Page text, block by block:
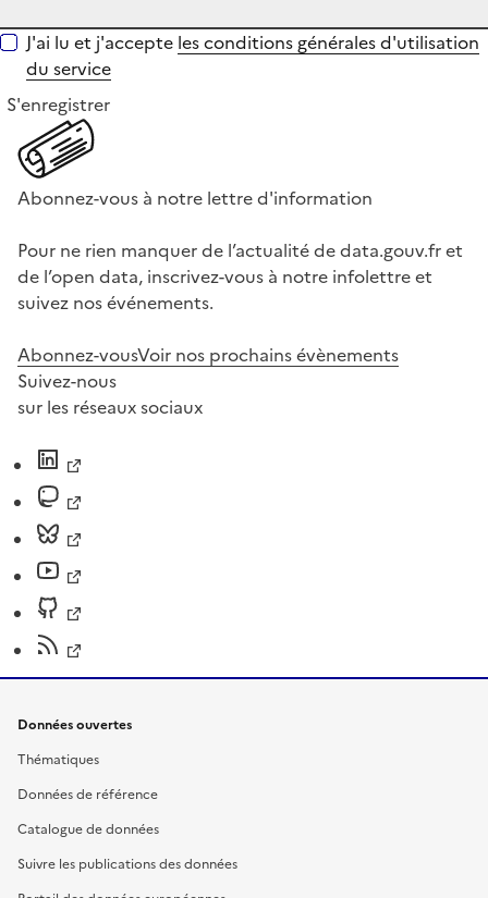
J'ai lu et j'accepte les conditions générales d'utilisation
du service
S'enregistrer
Abonnez-vous à notre lettre d'information
Pour ne rien manquer de l’actualité de data.gouv.fr et
de l’open data, inscrivez-vous à notre infolettre et
suivez nos événements.
Abonnez-vousVoir nos prochains évènements
Suivez-nous
sur les réseaux sociaux
Données ouvertes
Thématiques
Données de référence
Catalogue de données
Suivre les publications des données